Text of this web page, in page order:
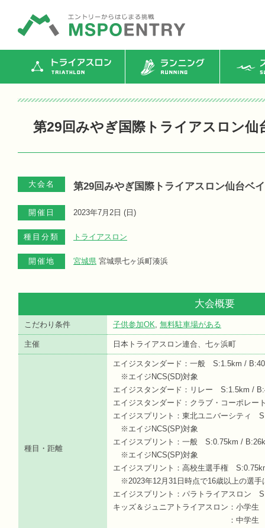
トライアスロン ランニング ス
第29回みやぎ国際トライアスロン仙
大会名 第29回みやぎ国際トライアスロン仙台ベ
開催日 2023年7月2日 ( 日 )
種目分類 トライアスロン
開催地 宮城県 宮城県七ヶ浜町湊浜
大会概要
こだわり条件 子供参加OK, 無料駐車場がある
主催 日本トライアスロン連合、七ヶ浜町
種目・距離
エイジスタンダード：一般 S:1.5km /
※エイジNCS(SD)対象
エイジスタンダード：リレー S:1.5km /
エイジスタンダード：クラブ・コーポレ
エイジスプリント：東北ユニバーシティ
※エイジNCS(SP)対象
エイジスプリント：一般 S:0.75km /
※エイジNCS(SP)対象
エイジスプリント：高校生選手権
※2023年12月31日時点で16歳以上の選手
エイジスプリント：パラトライアスロン
キッズ＆ジュニアトライアスロン：小学
：中学生 S:150m /